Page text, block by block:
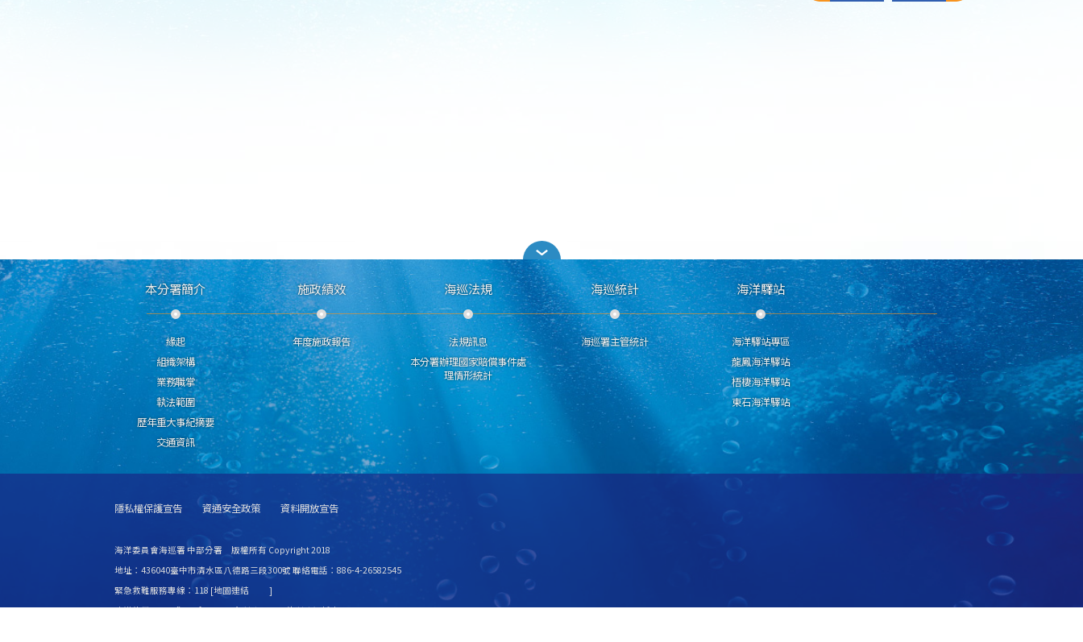
本分署簡介
緣起
組織架構
業務職掌
執法範圍
歷年重大事紀摘要
交通資訊
施政績效
年度施政報告
海巡法規
法規訊息
本分署辦理國家賠償事件處
理情形統計
海巡統計
海巡署主管統計
海洋驛站
海洋驛站專區
龍鳳海洋驛站
梧棲海洋驛站
東石海洋驛站
隱私權保護宣告 資通安全政策 資料開放宣告
海洋委員會海巡署 中部分署 版權所有 Copyright 2018
地址：436040臺中市清水區八德路三段300號 聯絡電話：886-4-26582545
緊急救難服務專線：118 [地圖連結
]
建議使用 IE6.0 或 Firefox2.0 以上瀏覽器，最佳瀏覽解析度 1024x768